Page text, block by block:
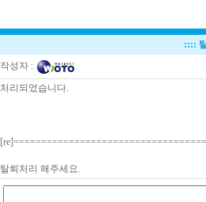
::::
작성자 :
처리되었습니다.
탈퇴처리 해주세요.